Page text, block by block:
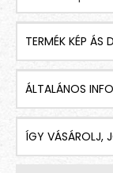
TERMÉK KÉP ÁS
ÁLTALÁNOS
ÍGY VÁSÁROLJ,